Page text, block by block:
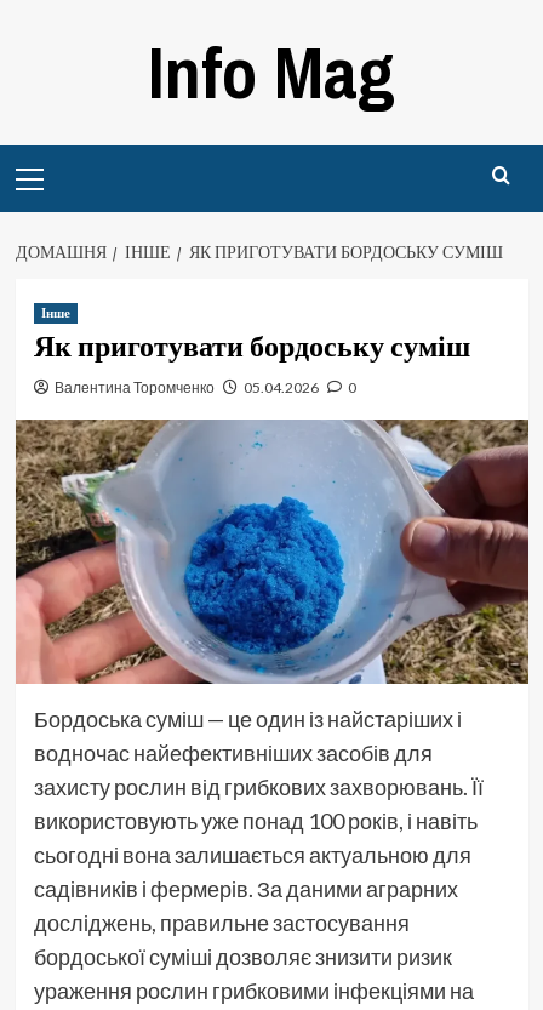
Info Mag
Menu
ДОМАШНЯ ІНШЕ ЯК ПРИГОТУВАТИ БОРДОСЬКУ СУМІШ
Інше
Як приготувати бордоську суміш
Валентина Торомченко 05.04.2026 0
Бордоська суміш — це один із найстаріших і
водночас найефективніших засобів для
захисту рослин від грибкових захворювань. Її
використовують уже понад 100 років, і навіть
сьогодні вона залишається актуальною для
садівників і фермерів. За даними аграрних
досліджень, правильне застосування
бордоської суміші дозволяє знизити ризик
ураження рослин грибковими інфекціями на